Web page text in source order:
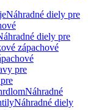
Náhradné diely pre
diely pre
zápachové
pre
Náhradné
Náhradné diely